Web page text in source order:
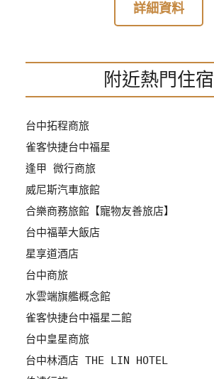
單
理
會
帳
戶
服
聯
絡
單
Line
詳細資料
附近熱門住宿
台中拓程商旅
雀客快捷台中福星
逢甲 微行商旅
威尼斯汽車旅館
合樂商務旅館【寵物友善旅店】
台中福華大飯店
星享道酒店
台中商旅
水雲端旗艦概念館
雀客快捷台中福星二館
台中皇星商旅
台中林酒店 THE LIN HOTEL